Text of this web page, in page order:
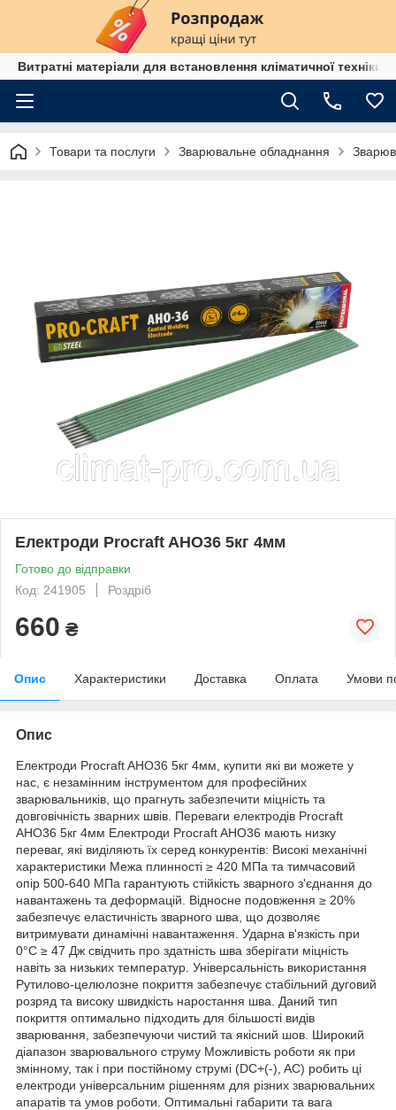
Витратні матеріали для встановлення кліматичної техніки
Товари та послуги Зварювальне обладнання
Електроди Procraft AHO36 5кг 4мм
Готово до відправки
Код: 241905
Роздріб
660 ₴
Опис Характеристики Доставка Оплата Умови
Опис
Електроди Procraft AHO36 5кг 4мм, купити які ви можете у
нас, є незамінним інструментом для професійних
зварювальників, що прагнуть забезпечити міцність та
довговічність зварних швів. Переваги електродів Procraft
AHO36 5кг 4мм Електроди Procraft AHO36 мають низку
переваг, які виділяють їх серед конкурентів: Високі механічні
характеристики Межа плинності ≥ 420 МПа та тимчасовий
опір 500-640 МПа гарантують стійкість зварного з'єднання до
навантажень та деформацій. Відносне подовження ≥ 20%
забезпечує еластичність зварного шва, що дозволяє
витримувати динамічні навантаження. Ударна в'язкість при
0°С ≥ 47 Дж свідчить про здатність шва зберігати міцність
навіть за низьких температур. Універсальність використання
Рутилово-целюлозне покриття забезпечує стабільний дуговий
розряд та високу швидкість наростання шва. Даний тип
покриття оптимально підходить для більшості видів
зварювання, забезпечуючи чистий та якісний шов. Широкий
діапазон зварювального струму Можливість роботи як при
змінному, так і при постійному струмі (DC+(-), AC) робить ці
електроди універсальним рішенням для різних зварювальних
апаратів та умов роботи. Оптимальні габарити та вага